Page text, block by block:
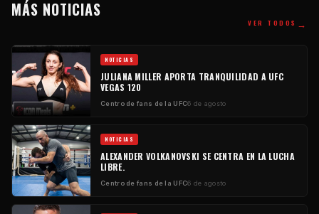
MÁS NOTICIAS
VER TODOS →
NOTICIAS
JULIANA MILLER APORTA TRANQUILIDAD A UFC
VEGAS 120
Centro de fans de la UFC6 de agosto
NOTICIAS
ALEXANDER VOLKANOVSKI SE CENTRA EN LA LUCHA
LIBRE.
Centro de fans de la UFC6 de agosto